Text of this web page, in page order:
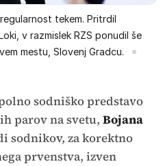
tekem. Pritrdil
v razmislek RZS ponudil še
mestu, Slovenj Gradcu.
sodniško predstavo
parov na svetu, Bojana
sodnikov, za korektno
prvenstva, izven